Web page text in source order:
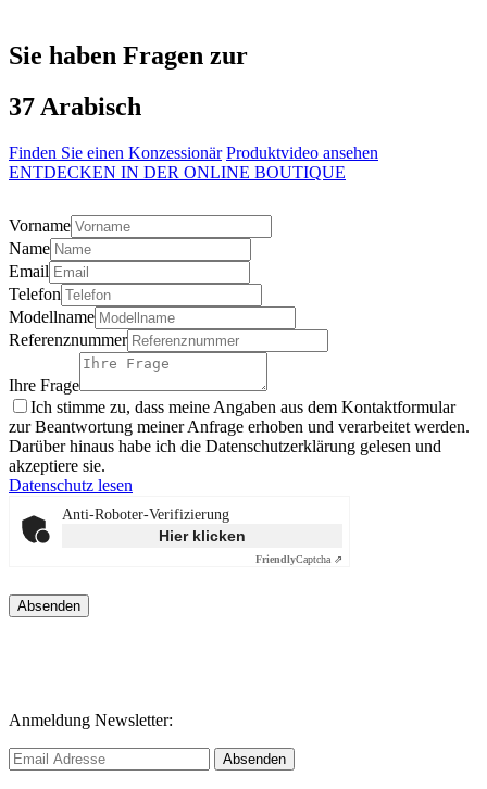
Sie haben Fragen zur
37 Arabisch
Finden Sie einen Konzessionär Produktvideo ansehen
ENTDECKEN IN DER ONLINE BOUTIQUE
Vorname
Name
Email
Telefon
Modellname
Referenznummer
Ihre Frage
Ich stimme zu, dass meine Angaben aus dem Kontaktformular
zur Beantwortung meiner Anfrage erhoben und verarbeitet werden.
Darüber hinaus habe ich die Datenschutzerklärung gelesen und
akzeptiere sie.
Datenschutz lesen
Anti-Roboter-Verifizierung
Hier klicken
FriendlyCaptcha ⇗
Absenden
Anmeldung Newsletter: